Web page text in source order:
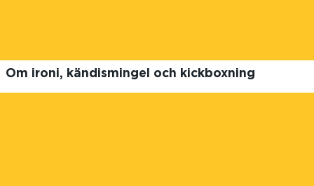
Om ironi, kändismingel och kickboxning